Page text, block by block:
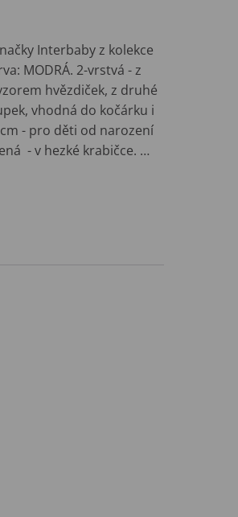
Interbaby z kolekce
MODRÁ. 2-vrstvá - z
hvězdiček, z druhé
vhodná do kočárku i
- pro děti od narození
- v hezké krabičce. …